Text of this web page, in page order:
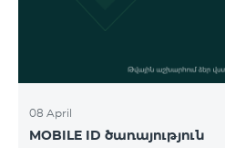
08 April
MOBILE ID ծառայություն